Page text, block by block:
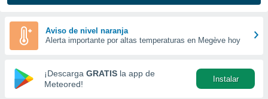
las
y
forma
digital
basada
Aviso de nivel naranja
Alerta importante por altas temperaturas en Megève hoy
¡Descarga GRATIS la app de
Meteored!
Instalar